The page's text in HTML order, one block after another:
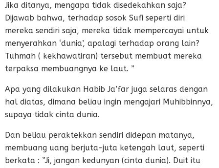
Jika ditanya, mengapa tidak disedekahkan saja?
Dijawab bahwa, terhadap sosok Sufi seperti diri
mereka sendiri saja, mereka tidak mempercayai untuk
menyerahkan ‘dunia’, apalagi terhadap orang lain?
Tuhmah ( kekhawatiran) tersebut membuat mereka
terpaksa membuangnya ke laut. ”
Apa yang dilakukan Habib Ja’far juga selaras dengan
hal diatas, dimana beliau ingin mengajari Muhibbinnya,
supaya tidak cinta dunia.
Dan beliau peraktekkan sendiri didepan matanya,
membuang uang berjuta-juta ketengah laut, seperti
berkata : ”Ji, jangan kedunyan (cinta dunia). Duit itu